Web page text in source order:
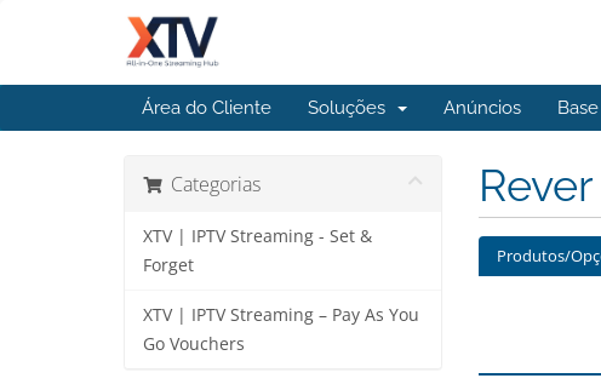
Área do Cliente Soluções Anúncios
Categorias
XTV | IPTV Streaming - Set &
Forget
XTV | IPTV Streaming – Pay As You
Go Vouchers
Produtos/